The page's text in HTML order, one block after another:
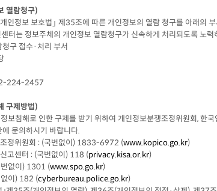
열람청구)
인정보 보호법｣ 제35조에 따른 개인정보의 열람 청구를 아래의
터는 정보주체의 개인정보 열람청구가 신속하게 처리되도록 노력
람청구 접수·처리 부서
담당
숙
224-2457
구제방법)
보침해로 인한 구제를 받기 위하여 개인정보분쟁조정위원회, 한
문의하시기 바랍니다.
정위원회 : (국번없이) 1833-6972 (www.kopico.go.kr)
고센터 : (국번없이) 118 (privacy.kisa.or.kr)
없이) 1301 (www.spo.go.kr)
이) 182 (cyberbureau.police.go.kr)